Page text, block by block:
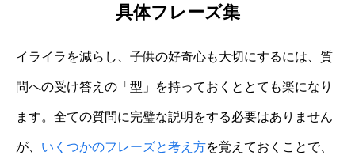
具体フレーズ集
イライラを減らし、子供の好奇心も大切にするには、質
問への受け答えの「型」を持っておくととても楽になり
ます。全ての質問に完璧な説明をする必要はありません
が、 いくつかのフレーズと考え方を覚えておくことで、